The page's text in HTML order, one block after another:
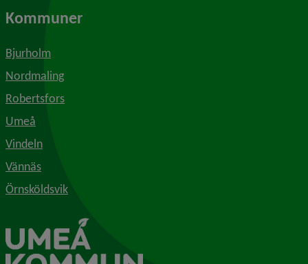
Kommuner
Bjurholm
Nordmaling
Robertsfors
Umeå
Vindeln
Vännäs
Örnsköldsvik